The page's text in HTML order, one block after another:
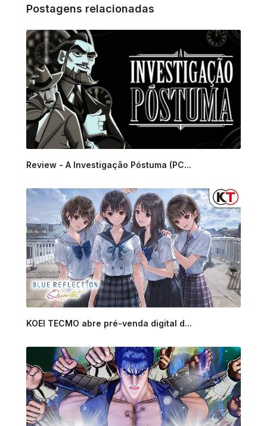
Postagens relacionadas
Review - A Investigação Póstuma (PC...
KOEI TECMO abre pré-venda digital d...